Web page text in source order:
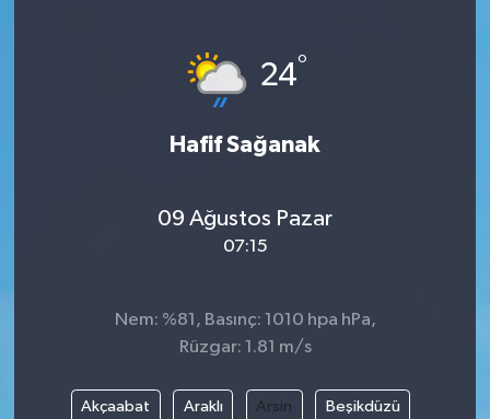
24°
Hafif Sağanak
09 Ağustos Pazar
07:15
Nem: %81, Basınç: 1010 hpa hPa,
Rüzgar: 1.81 m/s
Akçaabat Araklı Arsin Beşikdüzü
Manşet Altı
Resmi İlan